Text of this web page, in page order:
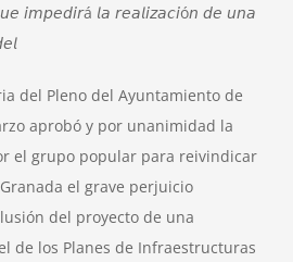
𝘪𝘮𝘱𝘦𝘥𝘪𝘳á 𝘭𝘢 𝘳𝘦𝘢𝘭𝘪𝘻𝘢𝘤𝘪ó𝘯 𝘥𝘦 𝘶𝘯𝘢
del Pleno del Ayuntamiento de
aprobó y por unanimidad la
el grupo popular para reivindicar
el grave perjuicio
del proyecto de una
de los Planes de Infraestructuras